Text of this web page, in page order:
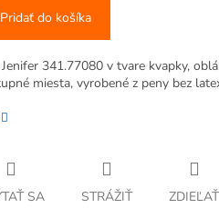
Pridať do košíka
341.77080 v tvare kvapky,
miesta, vyrobené z peny bez
SA STRÁŽIŤ ZDIEĽAŤ